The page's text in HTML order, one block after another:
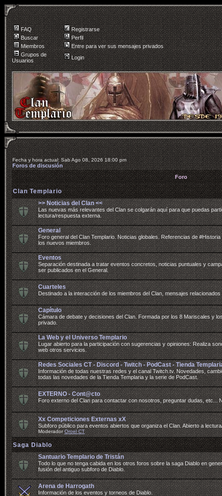
FAQ
Registrarse
Buscar
Perfil
Miembros
Entre para ver sus mensajes privados
Grupos de
Usuarios
Login
Fecha y hora actual: Sab Ago 08, 2026 18:00 pm
Foros de discusión
Foro
Clan Templario
>> Noticias del Clan <<
Las nuevas más relevantes del Clan se colgarán aquí para que puedas
lectura/respuesta externa.
General
Foro general del Clan Templario. Noticias globales. Referencias de
los nuevos miembros.
Eventos
Separación destinada a tratar eventos concretos, noticias puntuales y
ser publicados en el General.
Cuarteles
Destinado a la interacción de los miembros del Clan, mensajes
Capítulo
Cámara de debate y decisiones del Clan. Formada por los 8 Mariscales y
privado.
La Web y el Universo Templario
Lugar abierto para la participación con sugerencias y opiniones: Realiza
web otros servicios.
Redes Sociales CT - Discord - Twitch - PodCast - Tienda
Información de todas nuestras redes y el canal Twitch.tv. Novedades,
todas las novedades de la Tienda Templaria y la serie de PodCast.
EXTERNO - Cont@cto
Foro externo del Clan para contactar con nosotros, preguntar dudas, etc...
Xx Competiciones Externas xX
Subforo público para eventos abiertos que organiza el Clan. Abierto a
ModeradorOroel CT
Saga Diablo
Santuario Templario de Tristán
Todo lo que no tenga cabida en los otros foros sobre la saga Diablo en
fusión del antiguo subforo de Diablo.
Arena de Harrogath
Información de los eventos y torneos de Diablo.